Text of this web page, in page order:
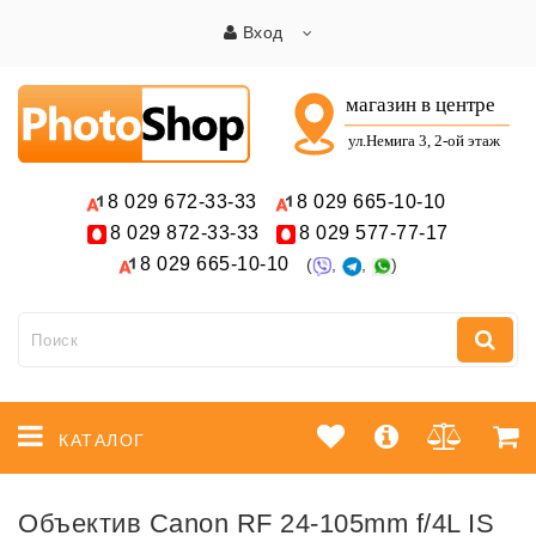
Вход
8 029 672-33-33 8 029 665-10-10
8 029 872-33-33 8 029 577-77-17
8 029 665-10-10 ( , , )
КАТАЛОГ
Объектив Canon RF 24-105mm f/4L IS